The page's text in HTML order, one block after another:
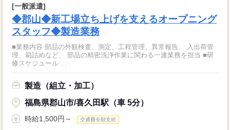
[一般派遣]
◆郡山◆新工場立ち上げを支えるオープニング
スタッフ◆製造業務
■業務内容 部品の外観検査、測定、工程管理、異常報告、 入出荷管
理、箱詰めなど、 部品の精密洗浄作業に関わる一連業務を担当 ■研
修スケジュール ...
製造（組立・加工）
福島県郡山市/喜久田駅（車 5分）
時給1,500円～ 交通費全額支給